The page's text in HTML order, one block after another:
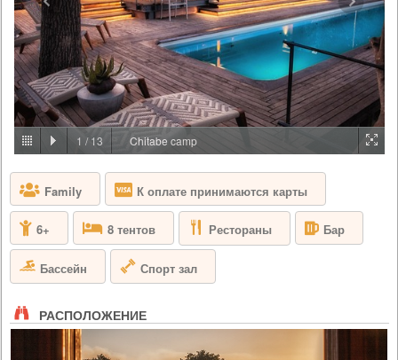
ABU CAMP
PRICE BY REQUEST
БОТСВАНА - ДЕЛЬТА ОКАВАНГО
Кемп Abu приглашает вас окунуться вас в величественный мир
африканских слонов. Станьте частью стада Абу и посмотрите на
местную дикую природу глазами этих умных гигантов. Вы
сформируете крепкую эмоциональную связь со слонами, а также
обретете спокойствие и вдохновение, когда узнаете больше о
мерах достижения главной цели кемпа Abu - сохранения и
поддержания популяции слонов.
1 /13 Chitabe camp
Family К оплате принимаются карты
6+ 8 тентов Рестораны Бар
Бассейн Спорт зал
РАСПОЛОЖЕНИЕ